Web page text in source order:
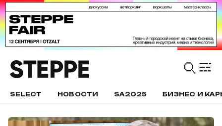
SELECT НОВОСТИ SA2025 БИЗНЕС И